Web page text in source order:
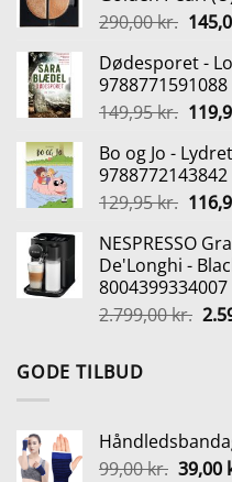
290,00kr. Den
pris
var:
Dødesporet -
9788771591088
149,95kr. Den
pris
var:
Bo og Jo -
9788772143842
129,95kr. Den
pris
var:
NESPRESSO
De'Longhi -
8004399334007
2.799,00kr.
GODE TILBUD
99,00kr. Den
39,00